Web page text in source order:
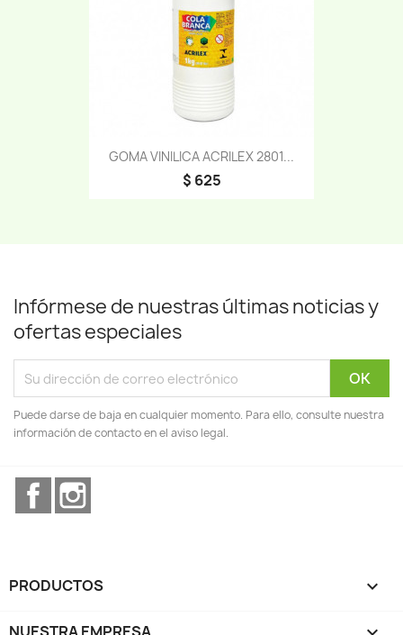
GOMA VINILICA ACRILEX 2801...
$ 625
Infórmese de nuestras últimas noticias y
ofertas especiales
Puede darse de baja en cualquier momento. Para ello, consulte nuestra
información de contacto en el aviso legal.
Facebook
PRODUCTOS 